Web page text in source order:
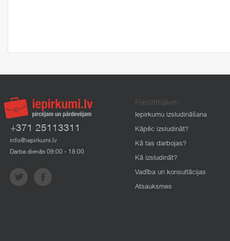
+371 25113311
info@iepirkumi.lv
Darba dienās 09:00 - 18:00
Pasūtītājiem
Iepirkumu izsludināšana
Kāpēc izsludināt?
Kā tas darbojas?
Kā izsludināt?
Vadība un konsultācijas
Atsauksmes